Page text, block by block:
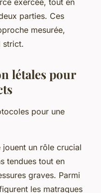
parties. Ces
mesurée,
strict.
létales pour
pour une
jouent un rôle crucial
tendues tout en
graves. Parmi
les matraques